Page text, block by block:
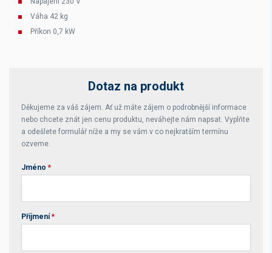
Váha 42 kg
Příkon 0,7 kW
Dotaz na produkt
Děkujeme za váš zájem. Ať už máte zájem o podrobnější informace
nebo chcete znát jen cenu produktu, neváhejte nám napsat. Vyplňte
a odešlete formulář níže a my se vám v co nejkratším termínu
ozveme.
Jméno *
Příjmení *